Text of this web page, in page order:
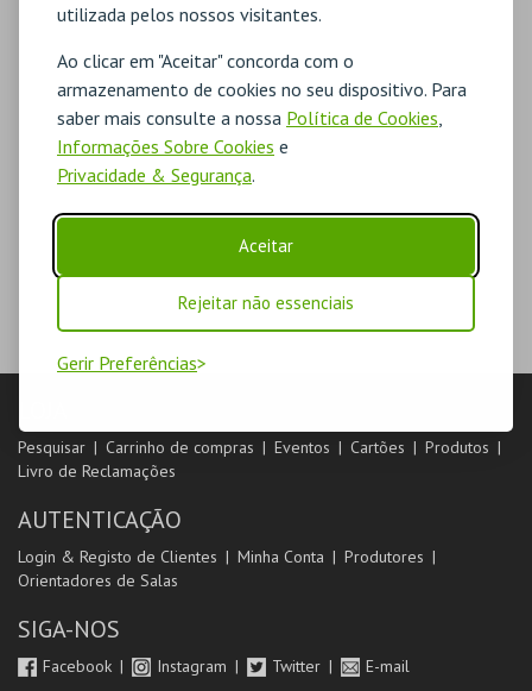
utilizada pelos nossos visitantes.
Ao clicar em "Aceitar" concorda com o
armazenamento de cookies no seu dispositivo. Para
saber mais consulte a nossa Política de Cookies
Informações Sobre Cookies e
Privacidade & Segurança.
Aceitar
Rejeitar não essenciais
Gerir Preferências
Pesquisar Carrinho de compras Eventos Cartões
Produtos
Livro de Reclamações
AUTENTICAÇÃO
Login & Registo de Clientes Minha Conta
Produtores
Orientadores de Salas
SIGA-NOS
Facebook Instagram Twitter E-mail